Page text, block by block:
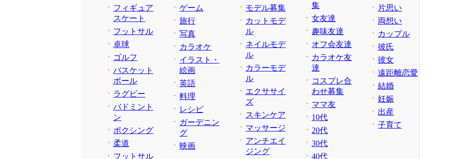
フィギュア
スケート
フットサル
卓球
ゴルフ
バスケット
ボール
ラグビー
バドミント
ン
ボクシング
柔道
フットサル
ゲーム
旅行
写真
カラオケ
イラスト・
絵画
英語
料理
レシピ
ガーデニン
グ
映画
モデル募集
カットモデ
ル
ネイルモデ
ル
カラーモデ
ル
エクササイ
ズ
スキンケア
マッサージ
アンチエイ
ジング
集
女友達
趣味友達
オフ会友達
カラオケ友
達
コスプレ合
わせ募集
ママ友
10代
20代
30代
40代
片思い
両想い
カップル
彼氏
彼女
遠距離恋愛
結婚
妊娠
出産
子育て